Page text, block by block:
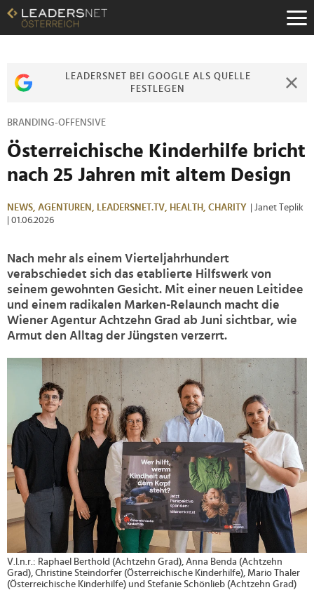
Zum
Inhalt
Zur
Zur
LEADERSNET BEI GOOGLE ALS QUELLE
FESTLEGEN
BRANDING-OFFENSIVE
Österreichische Kinderhilfe bricht
nach 25 Jahren mit altem Design
NEWS, AGENTUREN, LEADERSNET.TV, HEALTH, CHARITY
| Janet Teplik
| 01.06.2026
Nach mehr als einem Vierteljahrhundert
verabschiedet sich das etablierte Hilfswerk von
seinem gewohnten Gesicht. Mit einer neuen Leitidee
und einem radikalen Marken-Relaunch macht die
Wiener Agentur Achtzehn Grad ab Juni sichtbar, wie
Armut den Alltag der Jüngsten verzerrt.
V.l.n.r.: Raphael Berthold (Achtzehn Grad), Anna Benda (Achtzehn
Grad), Christine Steindorfer (Österreichische Kinderhilfe), Mario Thaler
(Österreichische Kinderhilfe) und Stefanie Schönlieb (Achtzehn Grad)